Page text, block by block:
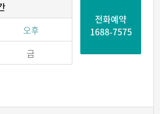
오후
금
전화예약
1688-7575